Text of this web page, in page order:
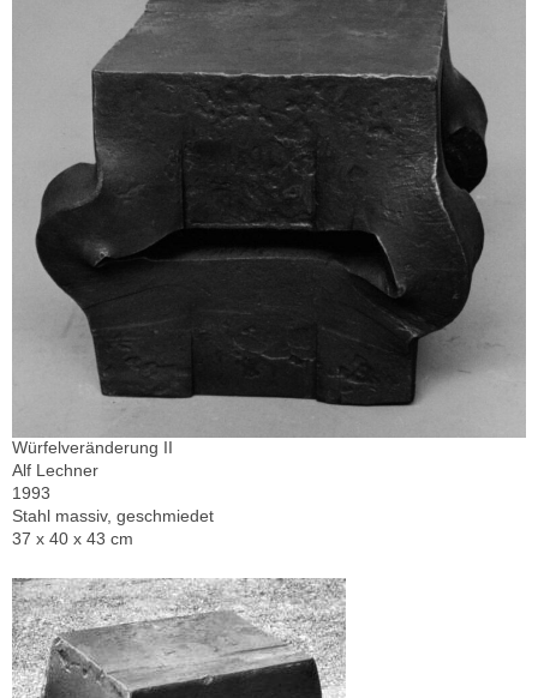
Würfelveränderung II
Alf Lechner
1993
Stahl massiv, geschmiedet
37 x 40 x 43 cm